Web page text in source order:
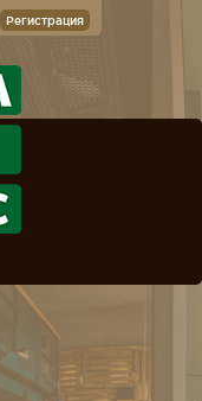
Регистрация